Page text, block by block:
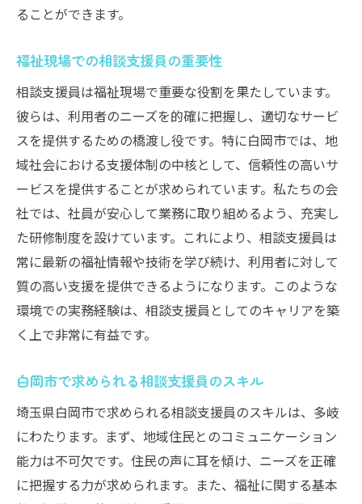
ることができます。
福祉現場での相談支援員の重要性
相談支援員は福祉現場で重要な役割を果たしています。
彼らは、利用者のニーズを的確に把握し、適切なサービ
スを提供するための橋渡し役です。特に白岡市では、地
域社会における支援体制の中核として、信頼性の高いサ
ービスを提供することが求められています。私たちの会
社では、社員が安心して業務に取り組めるよう、充実し
た研修制度を設けています。これにより、相談支援員は
常に最新の福祉情報や技術を学び続け、利用者に対して
質の高い支援を提供できるようになります。このような
環境での実務経験は、相談支援員としてのキャリアを築
く上で非常に有益です。
白岡市で求められる相談支援員のスキル
埼玉県白岡市で求められる相談支援員のスキルは、多岐
にわたります。まず、地域住民とのコミュニケーション
能力は不可欠です。住民の声に耳を傾け、ニーズを正確
に把握する力が求められます。また、福祉に関する基本